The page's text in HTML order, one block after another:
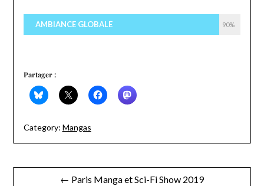
AMBIANCE GLOBALE 90%
Partager :
Category: Mangas
Navigation← Paris Manga et Sci-Fi Show 2019